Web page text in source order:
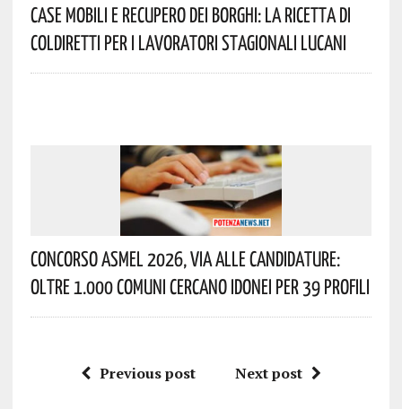
Case Mobili E Recupero Dei Borghi: La Ricetta Di
Coldiretti Per I Lavoratori Stagionali Lucani
Concorso Asmel 2026, Via Alle Candidature:
Oltre 1.000 Comuni Cercano Idonei Per 39 Profili
Previous post Next post